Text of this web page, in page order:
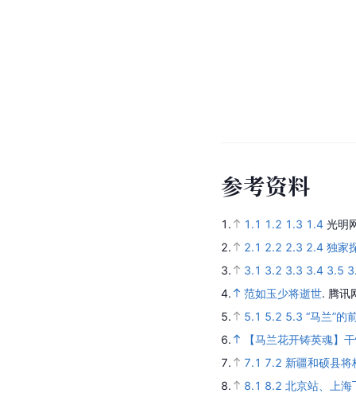
参考资料
1. 1.1 1.2 1.3 1.4 光明
2.
2.1 2.2 2.3 2.4 独家
3.
3.1 3.2 3.3 3.4 3.5
4.
范如玉少将逝世. 腾讯
5.
5.1 5.2 5.3 “马兰”的
6.
【马兰花开铸英魂】
7.
7.1 7.2 新疆和硕县将
8.
8.1 8.2 北京站、上海